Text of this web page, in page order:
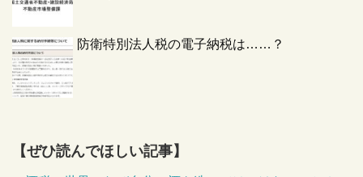
防衛特別法人税の電子納税は……？
【ぜひ読んでほしい記事】